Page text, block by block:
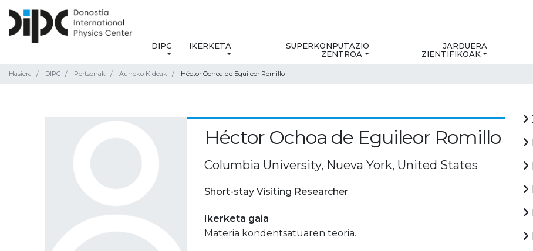
DIPC IKERKETA
SUPERKONPUTAZIO
ZENTROA
JARDUERA
ZIENTIFIKOAK
Hasiera DIPC Pertsonak Aurreko Kideak Héctor Ochoa de Eguileor Romillo
Héctor Ochoa de Eguileor Romillo
Columbia University, Nueva York, United States
Short-stay Visiting Researcher
Ikerketa gaia
Materia kondentsatuaren teoria.